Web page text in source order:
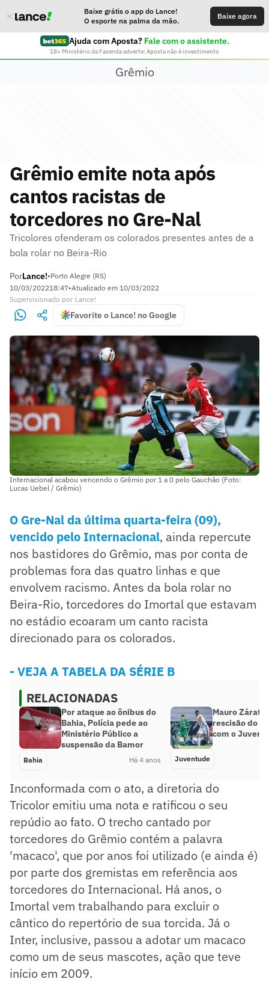
Baixe grátis o app do Lance!
O esporte na palma da mão.
Baixe agora
Ajuda com Aposta? Fale com o assistente.
18+ Ministério da Fazenda adverte: Aposta não é investimento
Grêmio
Grêmio emite nota após
cantos racistas de
torcedores no Gre-Nal
Tricolores ofenderam os colorados presentes antes de a
bola rolar no Beira-Rio
PorLance!•Porto Alegre (RS)
10/03/202218:47•Atualizado em 10/03/2022
Supervisionado por Lance!
Favorite o Lance! no Google
Internacional acabou vencendo o Grêmio por 1 a 0 pelo Gauchão (Foto:
Lucas Uebel / Grêmio)
O Gre-Nal da última quarta-feira (09),
vencido pelo Internacional, ainda repercute
nos bastidores do Grêmio, mas por conta de
problemas fora das quatro linhas e que
envolvem racismo. Antes da bola rolar no
Beira-Rio, torcedores do Imortal que estavam
no estádio ecoaram um canto racista
direcionado para os colorados.
- VEJA A TABELA DA SÉRIE B
RELACIONADAS
Por ataque ao ônibus do
Bahia, Polícia pede ao
Ministério Público a
suspensão da Bamor
Bahia Há 4 anos
Mauro Zárate
rescisão do
com o
Juventude
Inconformada com o ato, a diretoria do
Tricolor emitiu uma nota e ratificou o seu
repúdio ao fato. O trecho cantado por
torcedores do Grêmio contém a palavra
'macaco', que por anos foi utilizado (e ainda é)
por parte dos gremistas em referência aos
torcedores do Internacional. Há anos, o
Imortal vem trabalhando para excluir o
cântico do repertório de sua torcida. Já o
Inter, inclusive, passou a adotar um macaco
como um de seus mascotes, ação que teve
início em 2009.